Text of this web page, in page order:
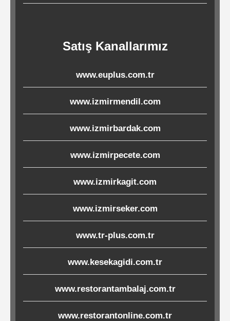
Endüstri
Melamin
Ürünler
Porselen-
Seramik
Cam
Buklet
Poşetler
Çöp
Torbaları
Satış Kanallarımız
www.euplus.com.tr
www.izmirmendil.com
www.izmirbardak.com
www.izmirpecete.com
www.izmirkagit.com
www.izmirseker.com
www.tr-plus.com.tr
www.kesekagidi.com.tr
www.restorantambalaj.com.tr
www.restorantonline.com.tr